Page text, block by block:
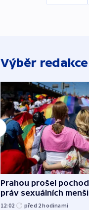
Výběr redakce
Prahou prošel
práv sexuálních
12:02 před 2hodinami